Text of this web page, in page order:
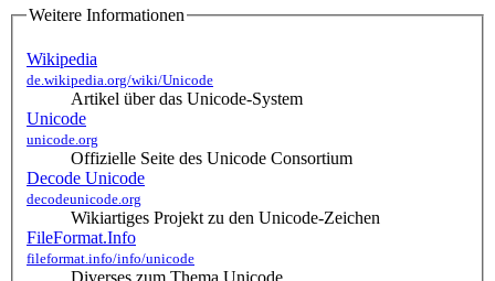
Weitere Informationen
Wikipedia
de.wikipedia.org/wiki/Unicode
Artikel über das Unicode-System
Unicode
unicode.org
Offizielle Seite des Unicode Consortium
Decode Unicode
decodeunicode.org
Wikiartiges Projekt zu den Unicode-Zeichen
FileFormat.Info
fileformat.info/info/unicode
Diverses zum Thema Unicode